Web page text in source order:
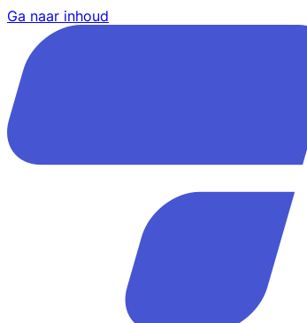
Ga naar inhoud